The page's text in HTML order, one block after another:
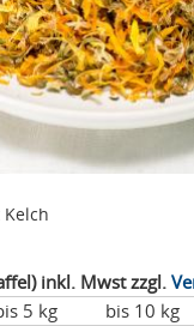
inkl. Mwst zzgl.
5 kg bis 10 kg